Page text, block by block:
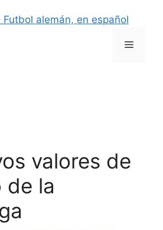
Menú
valores de
de la